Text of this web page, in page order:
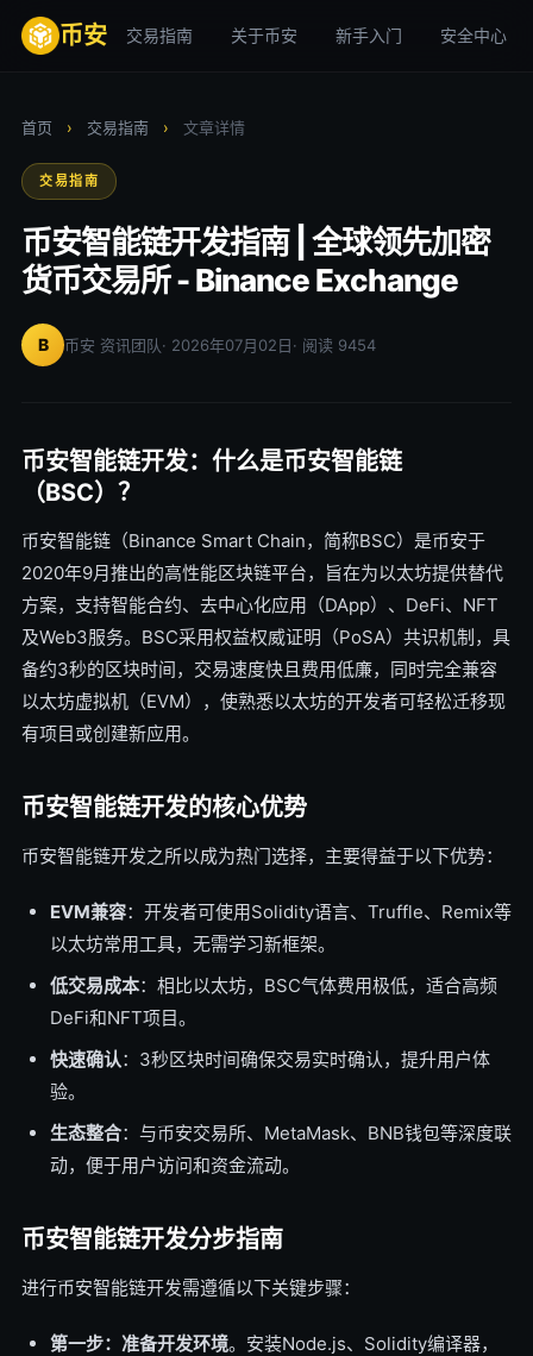
币安 交易指南 关于币安 新手入门 安全中心
首页 › 交易指南 › 文章详情
交易指南
币安智能链开发指南 | 全球领先加密
货币交易所 - Binance Exchange
B 币安 资讯团队· 2026年07月02日· 阅读 9454
币安智能链开发：什么是币安智能链
（BSC）？
币安智能链（Binance Smart Chain，简称BSC）是币安于
2020年9月推出的高性能区块链平台，旨在为以太坊提供替代
方案，支持智能合约、去中心化应用（DApp）、DeFi、NFT
及Web3服务。BSC采用权益权威证明（PoSA）共识机制，具
备约3秒的区块时间，交易速度快且费用低廉，同时完全兼容
以太坊虚拟机（EVM），使熟悉以太坊的开发者可轻松迁移现
有项目或创建新应用。
币安智能链开发的核心优势
币安智能链开发之所以成为热门选择，主要得益于以下优势：
EVM兼容：开发者可使用Solidity语言、Truffle、Remix等
以太坊常用工具，无需学习新框架。
低交易成本：相比以太坊，BSC气体费用极低，适合高频
DeFi和NFT项目。
快速确认：3秒区块时间确保交易实时确认，提升用户体
验。
生态整合：与币安交易所、MetaMask、BNB钱包等深度联
动，便于用户访问和资金流动。
币安智能链开发分步指南
进行币安智能链开发需遵循以下关键步骤：
第一步：准备开发环境。安装Node.js、Solidity编译器，